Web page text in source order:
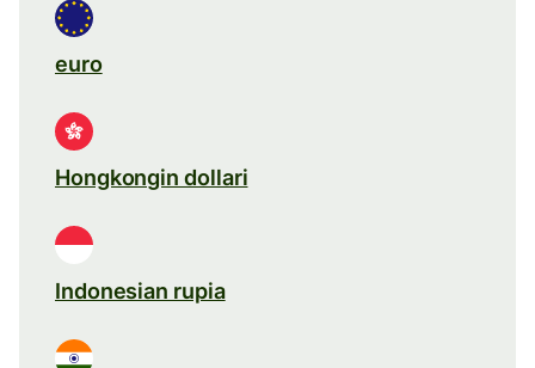
euro
Hongkongin dollari
Indonesian rupia